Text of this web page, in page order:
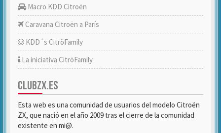
Macro KDD Citroën
Caravana Citroën a París
KDD´s CitröFamily
La iniciativa CitröFamily
CLUBZX.ES
Esta web es una comunidad de usuarios del modelo Citroën
ZX, que nació en el año 2009 tras el cierre de la comunidad
existente en mi@.